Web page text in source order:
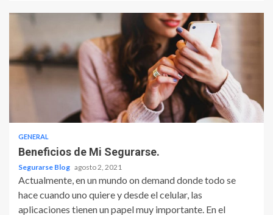
GENERAL
Beneficios de Mi Segurarse.
Segurarse Blog agosto 2, 2021
Actualmente, en un mundo on demand donde todo se
hace cuando uno quiere y desde el celular, las
aplicaciones tienen un papel muy importante. En el